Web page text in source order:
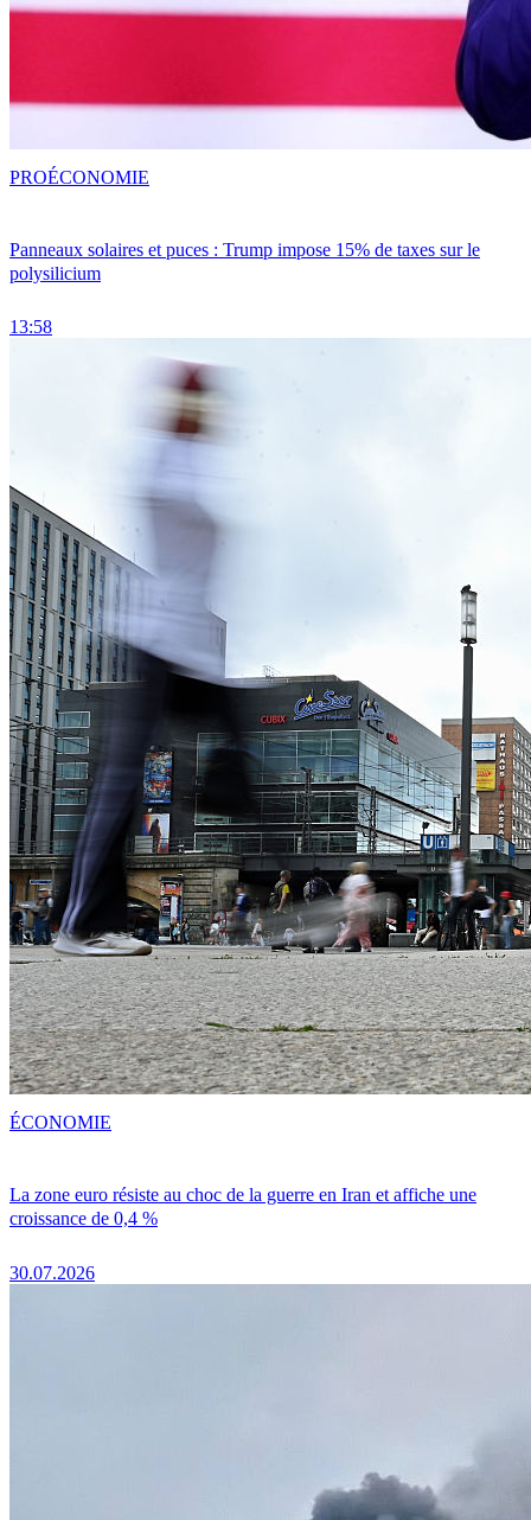
Panneaux solaires et puces : Trump impose 15% de taxes sur le
polysilicium
13:58
PROÉCONOMIE
La zone euro résiste au choc de la guerre en Iran et affiche une
croissance de 0,4 %
30.07.2026
ÉCONOMIE